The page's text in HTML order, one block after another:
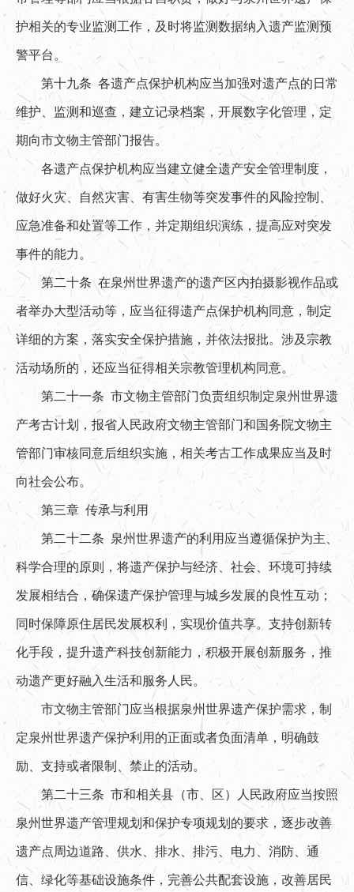
护相关的专业监测工作，及时将监测数据纳入遗产监测预
警平台。
第十九条 各遗产点保护机构应当加强对遗产点的日常
维护、监测和巡查，建立记录档案，开展数字化管理，定
期向市文物主管部门报告。
各遗产点保护机构应当建立健全遗产安全管理制度，
做好火灾、自然灾害、有害生物等突发事件的风险控制、
应急准备和处置等工作，并定期组织演练，提高应对突发
事件的能力。
第二十条 在泉州世界遗产的遗产区内拍摄影视作品或
者举办大型活动等，应当征得遗产点保护机构同意，制定
详细的方案，落实安全保护措施，并依法报批。涉及宗教
活动场所的，还应当征得相关宗教管理机构同意。
第二十一条 市文物主管部门负责组织制定泉州世界遗
产考古计划，报省人民政府文物主管部门和国务院文物主
管部门审核同意后组织实施，相关考古工作成果应当及时
向社会公布。
第三章 传承与利用
第二十二条 泉州世界遗产的利用应当遵循保护为主、
科学合理的原则，将遗产保护与经济、社会、环境可持续
发展相结合，确保遗产保护管理与城乡发展的良性互动；
同时保障原住居民发展权利，实现价值共享。支持创新转
化手段，提升遗产科技创新能力，积极开展创新服务，推
动遗产更好融入生活和服务人民。
市文物主管部门应当根据泉州世界遗产保护需求，制
定泉州世界遗产保护利用的正面或者负面清单，明确鼓
励、支持或者限制、禁止的活动。
第二十三条 市和相关县（市、区）人民政府应当按照
泉州世界遗产管理规划和保护专项规划的要求，逐步改善
遗产点周边道路、供水、排水、排污、电力、消防、通
信、绿化等基础设施条件，完善公共配套设施，改善居民